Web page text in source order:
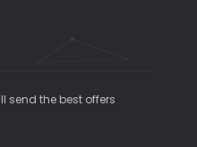
send the best offers